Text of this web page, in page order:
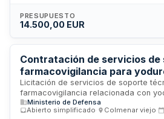
modernizar y optimizar la estructura
programas de cooperación
PRESUPUESTO
14.500,00 EUR
Contratación de servicios de
farmacovigilancia para
Licitación de servicios de soporte
farmacovigilancia relacionada con
contrato comprende la prestación de
administrativos necesarios para
Ministerio de Defensa
Abierto simplificado
Colmenar viejo